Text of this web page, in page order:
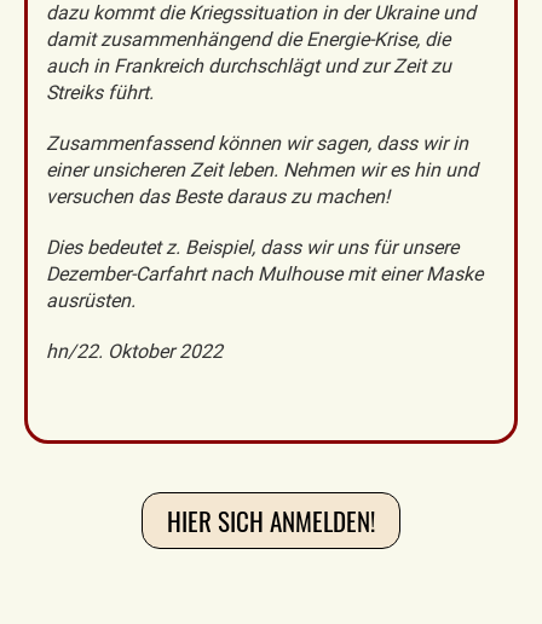
dazu kommt die Kriegssituation in der Ukraine und
damit zusammenhängend die Energie-Krise, die
auch in Frankreich durchschlägt und zur Zeit zu
Streiks führt.
Zusammenfassend können wir sagen, dass wir in
einer unsicheren Zeit leben. Nehmen wir es hin und
versuchen das Beste daraus zu machen!
Dies bedeutet z. Beispiel, dass wir uns für unsere
Dezember-Carfahrt nach Mulhouse mit einer Maske
ausrüsten.
hn/22. Oktober 2022
HIER SICH ANMELDEN!